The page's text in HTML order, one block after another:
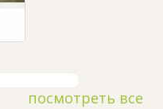
посмотреть все